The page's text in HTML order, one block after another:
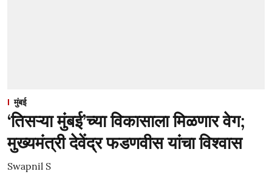
मुंबई
‘तिसऱ्या मुंबई’च्या विकासाला मिळणार वेग;
मुख्यमंत्री देवेंद्र फडणवीस यांचा विश्वास
Swapnil S